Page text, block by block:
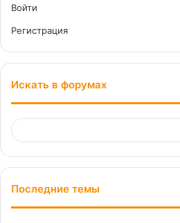
Войти
Регистрация
Искать в форумах
Последние темы